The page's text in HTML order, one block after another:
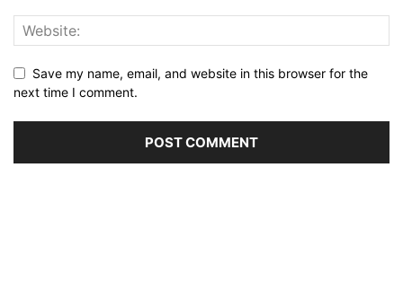
Save my name, email, and website in this browser for the
next time I comment.